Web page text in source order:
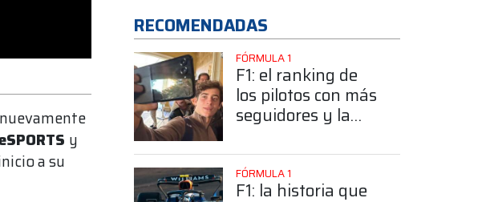
y
a su
RECOMENDADAS
FÓRMULA 1
F1: el ranking de
los pilotos con más
seguidores y la
posición de
Colapinto
FÓRMULA 1
F1: la historia que